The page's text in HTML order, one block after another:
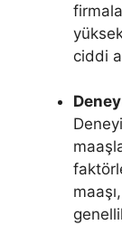
ciddi